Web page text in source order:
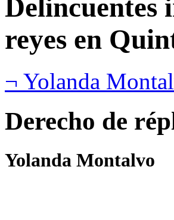
Delincuentes
reyes en
¬ Yolanda
Derecho de
Yolanda Montalvo